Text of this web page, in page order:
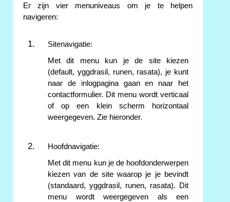
Er zijn vier menuniveaus om je te helpen
navigeren:
Sitenavigatie:
Met dit menu kun je de site kiezen
(default, yggdrasil, runen, rasata), je kunt
naar de inlogpagina gaan en naar het
contactformulier. Dit menu wordt verticaal
of op een klein scherm horizontaal
weergegeven. Zie hieronder.
Hoofdnavigatie:
Met dit menu kun je de hoofdonderwerpen
kiezen van de site waarop je je bevindt
(standaard, yggdrasil, runen, rasata). Dit
menu wordt weergegeven als een